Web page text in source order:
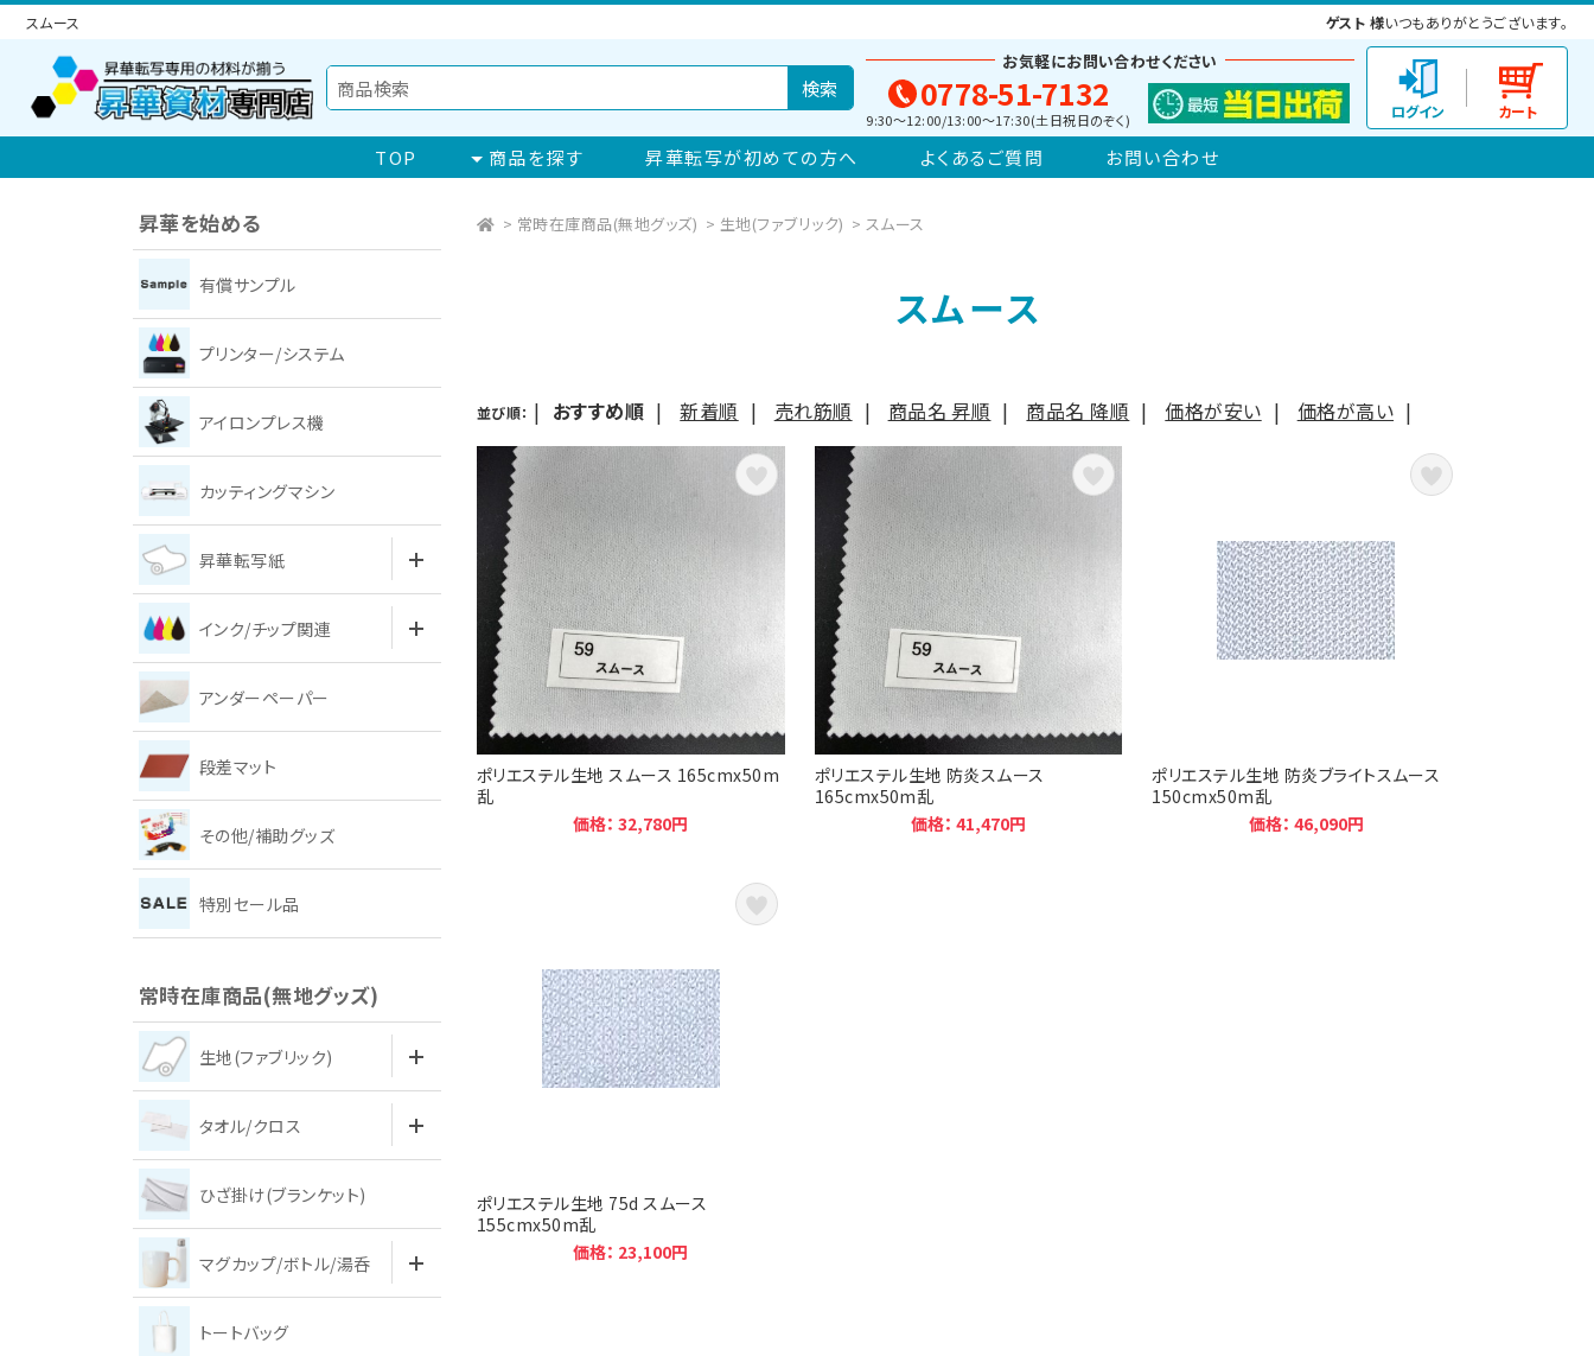
スムース ゲスト 様いつもありがとうございます。
お気軽にお問い合わせください
0778-51-7132
9:30～12:00/13:00～17:30(土日祝日のぞく)
TOP 商品を探す 昇華転写が初めての方へ よくあるご質問 お問い合わせ
> 常時在庫商品(無地グッズ) > 生地(ファブリック) > スムース
スムース
並び順： | おすすめ順 | 新着順 | 売れ筋順 | 商品名 昇順 | 商品名 降順 | 価格が安い | 価格が高い |
ポリエステル生地 スムース 165cmx50m
乱
価格： 32,780円
ポリエステル生地 防炎スムース
165cmx50m乱
価格： 41,470円
ポリエステル生地 防炎ブライトスムース
150cmx50m乱
価格： 46,090円
ポリエステル生地 75d スムース
155cmx50m乱
価格： 23,100円
昇華を始める
有償サンプル
プリンター/システム
アイロンプレス機
カッティングマシン
昇華転写紙
インク/チップ関連
アンダーペーパー
段差マット
その他/補助グッズ
特別セール品
常時在庫商品(無地グッズ)
生地(ファブリック)
タオル/クロス
ひざ掛け(ブランケット)
マグカップ/ボトル/湯呑
トートバッグ